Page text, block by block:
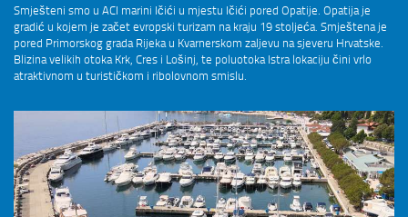
Smješteni smo u ACI marini Ičići u mjestu Ičići pored Opatije. Opatija je
gradić u kojem je začet evropski turizam na kraju 19 stoljeća. Smještena je
pored Primorskog grada Rijeka u Kvarnerskom zaljevu na sjeveru Hrvatske.
Blizina velikih otoka Krk, Cres i Lošinj, te poluotoka Istra lokaciju čini vrlo
atraktivnom u turističkom i ribolovnom smislu.